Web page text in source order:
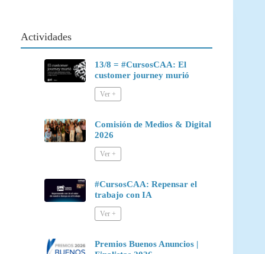
Actividades
13/8 = #CursosCAA: El
customer journey murió
Comisión de Medios & Digital
2026
#CursosCAA: Repensar el
trabajo con IA
Premios Buenos Anuncios |